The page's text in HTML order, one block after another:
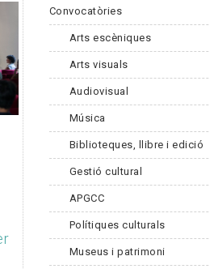
Convocatòries
Arts escèniques
Arts visuals
Audiovisual
Música
Biblioteques, llibre i edició
Gestió cultural
APGCC
Polítiques culturals
Museus i patrimoni